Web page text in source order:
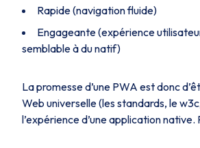
Rapide (navigation fluide)
Engageante (expérience
semblable à du natif)
La promesse d’une PWA est donc
Web universelle (les standards, le
l’expérience d’une application native.